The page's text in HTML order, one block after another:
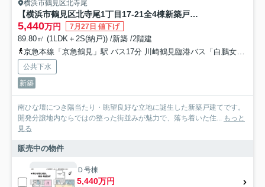
横浜市鶴見区北寺尾
【横浜市鶴見区北寺尾1丁目17-21全4棟新築戸建て】★仲介手数料無料★（旭小学校・寺尾中学校）
5,440万円 7月27日 値下げ
89.80㎡ (1LDK＋2S(納戸)) /新築 /2階建
京急本線「京急鶴見」駅 バス17分 川崎鶴見臨港バス「白鵬女子高校前」 停歩1分
公共下水
新築
南ひな壇につき陽当たり・眺望良好な立地に誕生した新築戸建てです。
開発分譲地内ならではの整った街並みが魅力で、落ち着いた住... もっと
見る
販売中の物件
Ｄ号棟
5,440万円